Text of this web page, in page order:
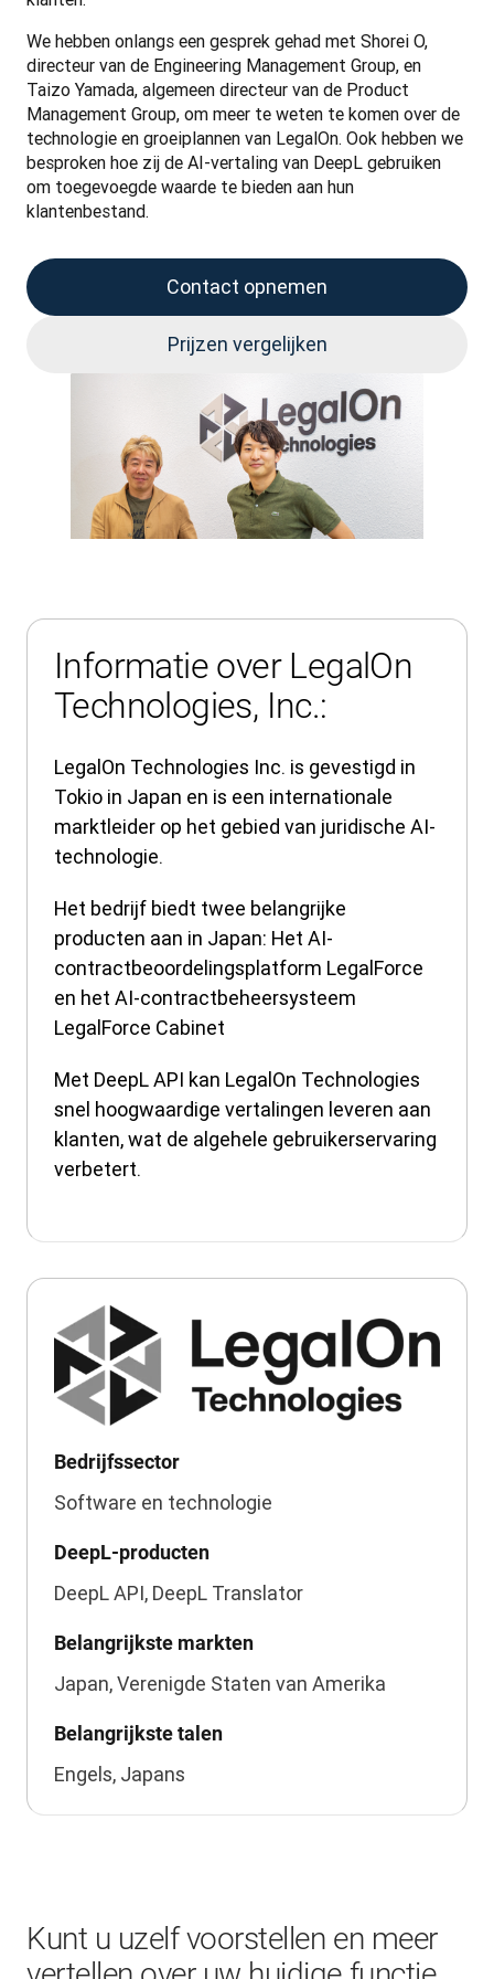
We hebben onlangs een gesprek gehad met Shorei O,
directeur van de Engineering Management Group, en
Taizo Yamada, algemeen directeur van de Product
Management Group, om meer te weten te komen over de
technologie en groeiplannen van LegalOn. Ook hebben we
besproken hoe zij de AI-vertaling van DeepL gebruiken
om toegevoegde waarde te bieden aan hun
klantenbestand.
Contact opnemen
Prijzen vergelijken
Informatie over LegalOn
Technologies, Inc.:
LegalOn Technologies Inc. is gevestigd in
Tokio in Japan en is een internationale
marktleider op het gebied van juridische AI-
technologie.
Het bedrijf biedt twee belangrijke
producten aan in Japan: Het AI-
contractbeoordelingsplatform LegalForce
en het AI-contractbeheersysteem
LegalForce Cabinet
Met DeepL API kan LegalOn Technologies
snel hoogwaardige vertalingen leveren aan
klanten, wat de algehele gebruikerservaring
verbetert.
Bedrijfssector
Software en technologie
DeepL-producten
DeepL API, DeepL Translator
Belangrijkste markten
Japan, Verenigde Staten van Amerika
Belangrijkste talen
Engels, Japans
Kunt u uzelf voorstellen en meer